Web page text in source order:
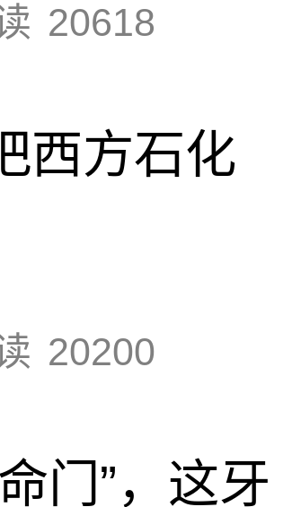
20618
西方石化
20200
门”，这牙